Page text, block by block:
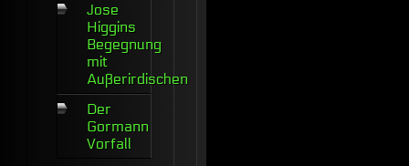
Jose
Higgins
Begegnung
mit
Außerirdischen
Der
Gormann
Vorfall